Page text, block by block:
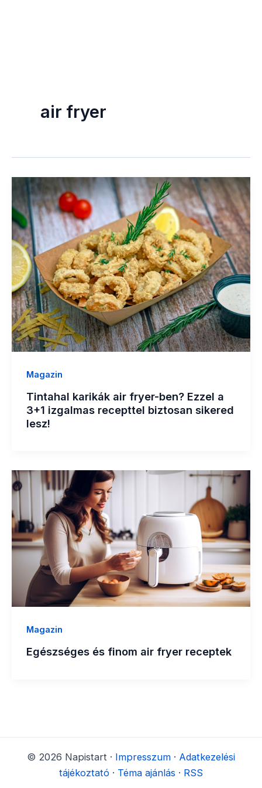
air fryer
Magazin
Tintahal karikák air fryer-ben? Ezzel a
3+1 izgalmas recepttel biztosan sikered
lesz!
Magazin
Egészséges és finom air fryer receptek
© 2026 Napistart · Impresszum · Adatkezelési
tájékoztató · Téma ajánlás · RSS